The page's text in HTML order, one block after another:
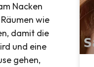
Nacken
wie
damit die
und eine
gehen,